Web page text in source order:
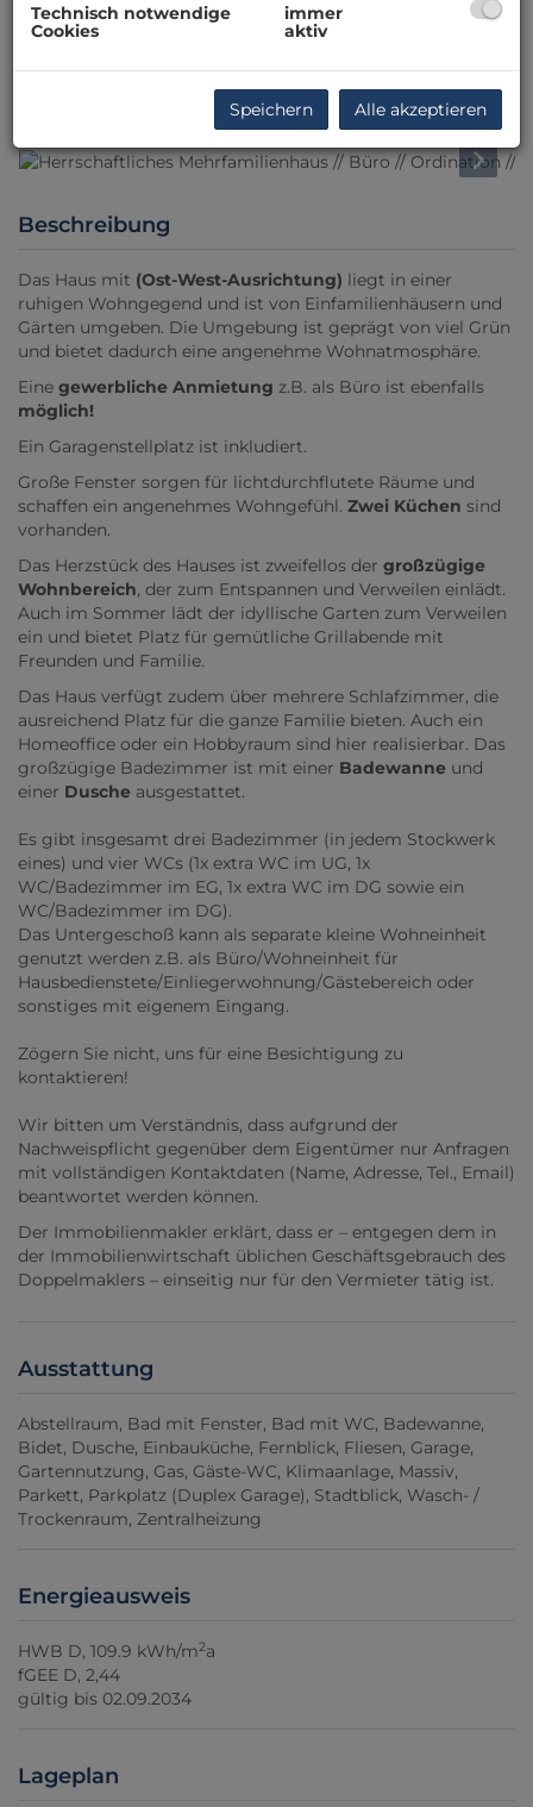
Beschreibung
Das Haus mit (Ost-West-Ausrichtung) liegt in einer
ruhigen Wohngegend und ist von Einfamilienhäusern und
Gärten umgeben. Die Umgebung ist geprägt von viel Grün
und bietet dadurch eine angenehme Wohnatmosphäre.
Eine gewerbliche Anmietung z.B. als Büro ist ebenfalls
möglich!
Ein Garagenstellplatz ist inkludiert.
Große Fenster sorgen für lichtdurchflutete Räume und
schaffen ein angenehmes Wohngefühl. Zwei Küchen sind
vorhanden.
Das Herzstück des Hauses ist zweifellos der großzügige
Wohnbereich, der zum Entspannen und Verweilen einlädt.
Auch im Sommer lädt der idyllische Garten zum Verweilen
ein und bietet Platz für gemütliche Grillabende mit
Freunden und Familie.
Das Haus verfügt zudem über mehrere Schlafzimmer, die
ausreichend Platz für die ganze Familie bieten. Auch ein
Homeoffice oder ein Hobbyraum sind hier realisierbar. Das
großzügige Badezimmer ist mit einer Badewanne und
einer Dusche ausgestattet.
Es gibt insgesamt drei Badezimmer (in jedem Stockwerk
eines) und vier WCs (1x extra WC im UG, 1x
WC/Badezimmer im EG, 1x extra WC im DG sowie ein
WC/Badezimmer im DG).
Das Untergeschoß kann als separate kleine Wohneinheit
genutzt werden z.B. als Büro/Wohneinheit für
Hausbedienstete/Einliegerwohnung/Gästebereich oder
sonstiges mit eigenem Eingang.
Zögern Sie nicht, uns für eine Besichtigung zu
kontaktieren!
Wir bitten um Verständnis, dass aufgrund der
Nachweispflicht gegenüber dem Eigentümer nur Anfragen
mit vollständigen Kontaktdaten (Name, Adresse, Tel., Email)
beantwortet werden können.
Der Immobilienmakler erklärt, dass er – entgegen dem in
der Immobilienwirtschaft üblichen Geschäftsgebrauch des
Doppelmaklers – einseitig nur für den Vermieter tätig ist.
Ausstattung
Abstellraum Bad mit Fenster Bad mit WC Badewanne
Bidet Dusche Einbauküche Fernblick Fliesen Garage
Gartennutzung Gas Gäste-WC Klimaanlage Massiv
Parkett Parkplatz (Duplex Garage) Stadtblick Wasch- /
Trockenraum Zentralheizung
Energieausweis
HWB D, 109.9 kWh/m2a
fGEE D, 2,44
gültig bis 02.09.2034
Lageplan
Technisch notwendige
Cookies
immer
aktiv
Speichern Alle akzeptieren